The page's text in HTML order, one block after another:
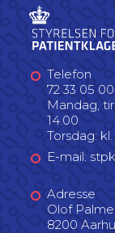
Telefon
72 33 05 00
Mandag,
14.00
Torsdag:
E-mail:
Adresse
Olof
8200